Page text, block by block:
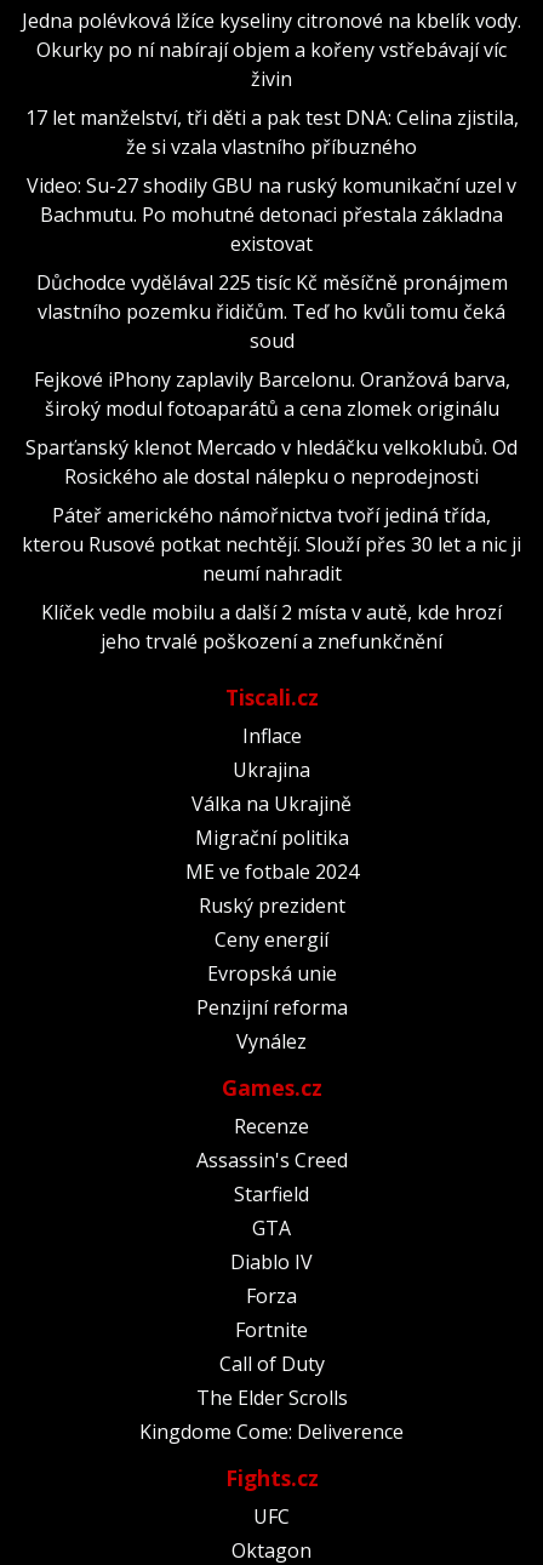
Jedna polévková lžíce kyseliny citronové na kbelík vody.
Okurky po ní nabírají objem a kořeny vstřebávají víc
živin
17 let manželství, tři děti a pak test DNA: Celina zjistila,
že si vzala vlastního příbuzného
Video: Su-27 shodily GBU na ruský komunikační uzel v
Bachmutu. Po mohutné detonaci přestala základna
existovat
Důchodce vydělával 225 tisíc Kč měsíčně pronájmem
vlastního pozemku řidičům. Teď ho kvůli tomu čeká
soud
Fejkové iPhony zaplavily Barcelonu. Oranžová barva,
široký modul fotoaparátů a cena zlomek originálu
Sparťanský klenot Mercado v hledáčku velkoklubů. Od
Rosického ale dostal nálepku o neprodejnosti
Páteř amerického námořnictva tvoří jediná třída,
kterou Rusové potkat nechtějí. Slouží přes 30 let a nic ji
neumí nahradit
Klíček vedle mobilu a další 2 místa v autě, kde hrozí
jeho trvalé poškození a znefunkčnění
Tiscali.cz
Inflace
Ukrajina
Válka na Ukrajině
Migrační politika
ME ve fotbale 2024
Ruský prezident
Ceny energií
Evropská unie
Penzijní reforma
Vynález
Games.cz
Recenze
Assassin's Creed
Starfield
GTA
Diablo IV
Forza
Fortnite
Call of Duty
The Elder Scrolls
Kingdome Come: Deliverence
Fights.cz
UFC
Oktagon